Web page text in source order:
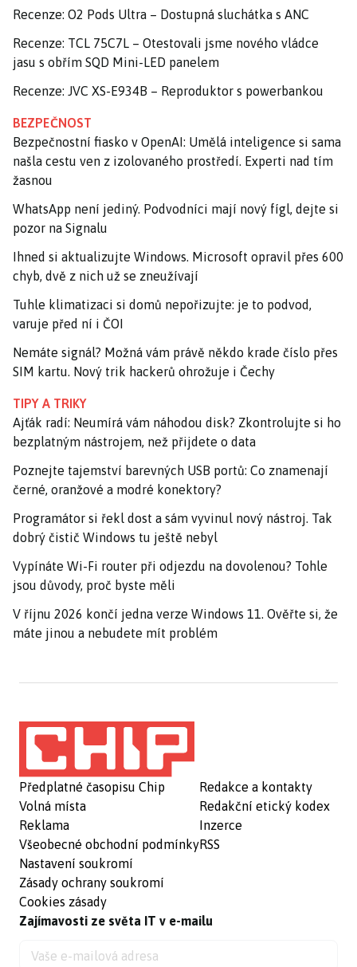
Recenze: O2 Pods Ultra – Dostupná sluchátka s ANC
Recenze: TCL 75C7L – Otestovali jsme nového vládce
jasu s obřím SQD Mini-LED panelem
Recenze: JVC XS-E934B – Reproduktor s powerbankou
BEZPEČNOST
Bezpečnostní fiasko v OpenAI: Umělá inteligence si sama
našla cestu ven z izolovaného prostředí. Experti nad tím
žasnou
WhatsApp není jediný. Podvodníci mají nový fígl, dejte si
pozor na Signalu
Ihned si aktualizujte Windows. Microsoft opravil přes 600
chyb, dvě z nich už se zneužívají
Tuhle klimatizaci si domů nepořizujte: je to podvod,
varuje před ní i ČOI
Nemáte signál? Možná vám právě někdo krade číslo přes
SIM kartu. Nový trik hackerů ohrožuje i Čechy
TIPY A TRIKY
Ajťák radí: Neumírá vám náhodou disk? Zkontrolujte si ho
bezplatným nástrojem, než přijdete o data
Poznejte tajemství barevných USB portů: Co znamenají
černé, oranžové a modré konektory?
Programátor si řekl dost a sám vyvinul nový nástroj. Tak
dobrý čistič Windows tu ještě nebyl
Vypínáte Wi-Fi router při odjezdu na dovolenou? Tohle
jsou důvody, proč byste měli
V říjnu 2026 končí jedna verze Windows 11. Ověřte si, že
máte jinou a nebudete mít problém
Předplatné časopisu Chip
Volná místa
Reklama
Všeobecné obchodní podmínky
Nastavení soukromí
Zásady ochrany soukromí
Cookies zásady
Redakce a kontakty
Redakční etický kodex
Inzerce
RSS
Zajímavosti ze světa IT v e-mailu